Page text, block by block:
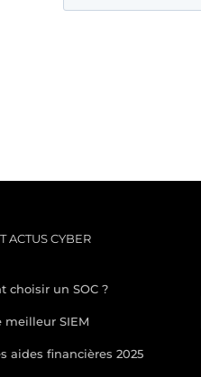
ACTUS CYBER
choisir un SOC ?
meilleur SIEM
aides financières 2025